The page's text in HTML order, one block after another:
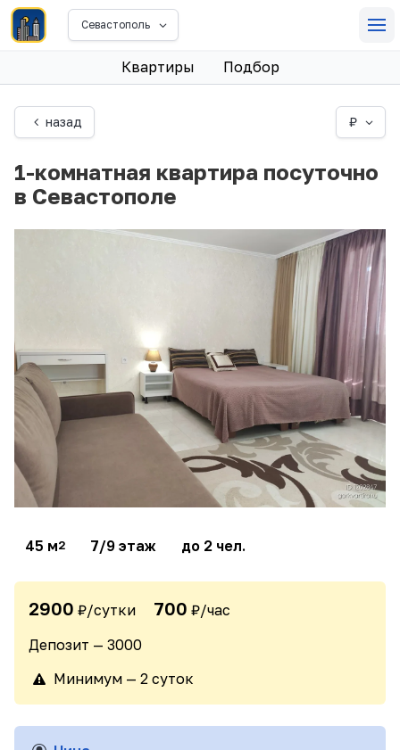
Севастополь
Квартиры Подбор
назад ₽
1-комнатная квартира посуточно
в Севастополе
45 м2 7/9 этаж до 2 чел.
2900 ₽/сутки 700 ₽/час
Депозит — 3000
Минимум — 2 суток